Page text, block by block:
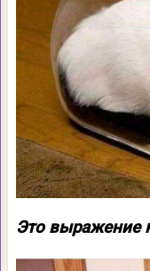
Это выражение